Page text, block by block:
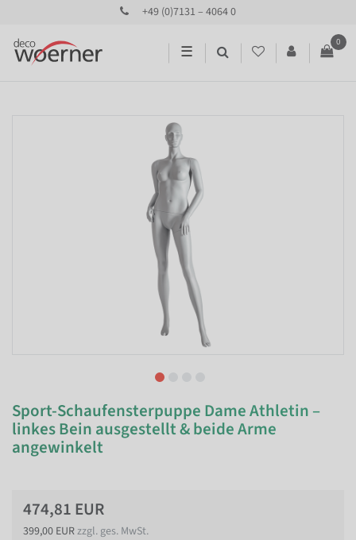
+49 (0)7131 – 4064 0
☰
0
Sport-Schaufensterpuppe Dame Athletin –
linkes Bein ausgestellt & beide Arme
angewinkelt
474,81 EUR
399,00 EURzzgl. ges. MwSt.